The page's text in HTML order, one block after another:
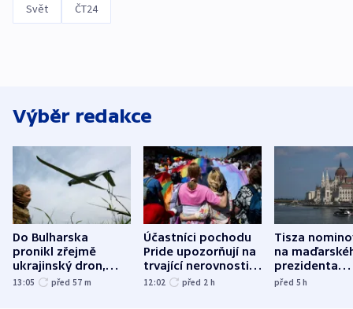
Svět ČT24
Výběr redakce
Do Bulharska
pronikl zřejmě
ukrajinský dron,
explodoval kilometr
13:05 před 57 m
Účastníci pochodu
Pride upozorňují na
trvající nerovnosti i
společenskou
12:02 před 2 h
Tisza
na
prezidenta
bývalého
před 5h